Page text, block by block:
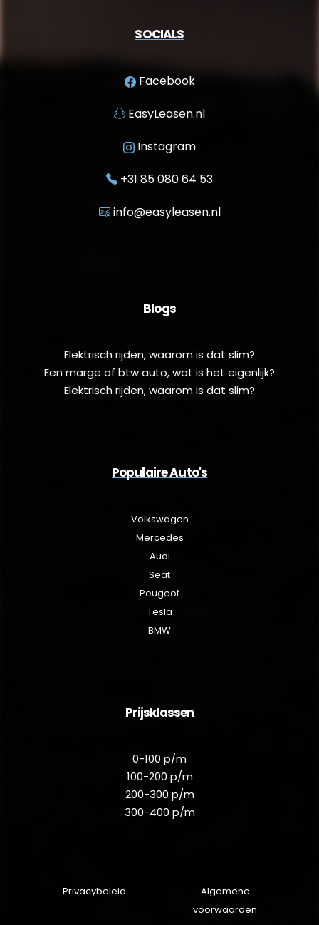
SOCIALS
Facebook
EasyLeasen.nl
Instagram
+31 85 080 64 53
info@easyleasen.nl
Blogs
Elektrisch rijden, waarom is dat slim?
Een marge of btw auto, wat is het eigenlijk?
Elektrisch rijden, waarom is dat slim?
Populaire Auto's
Volkswagen
Mercedes
Audi
Seat
Peugeot
Tesla
BMW
Prijsklassen
0-100 p/m
100-200 p/m
200-300 p/m
300-400 p/m
Privacybeleid
Algemene
voorwaarden